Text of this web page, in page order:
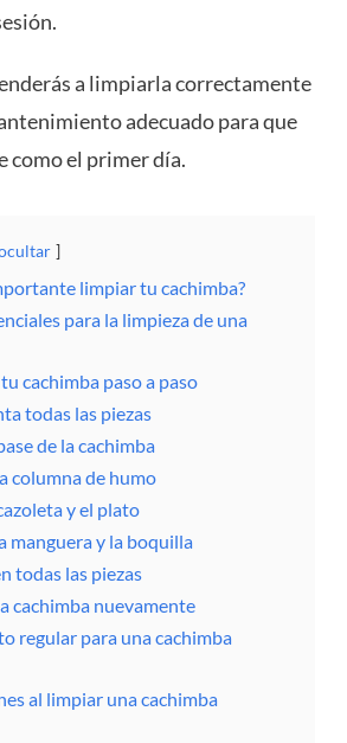
a limpiarla correctamente
adecuado para que
como el primer día.
limpiar tu cachimba?
para la limpieza de una
cachimba paso a paso
todas las piezas
de la cachimba
columna de humo
y el plato
manguera y la boquilla
todas las piezas
cachimba nuevamente
regular para una cachimba
al limpiar una cachimba